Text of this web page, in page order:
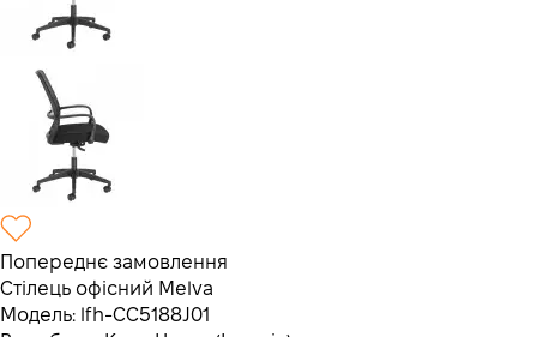
Попереднє замовлення
Стілець офісний Melva
Модель: lfh-CC5188J01